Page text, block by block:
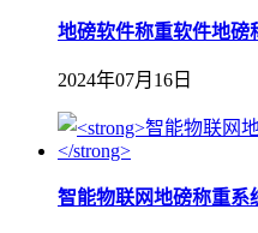
地磅软件称重软件地磅
2024年07月16日
智能物联网地磅称重系